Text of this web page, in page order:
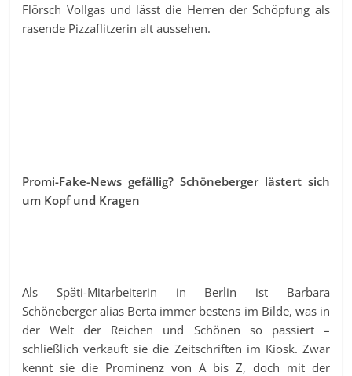
Flörsch Vollgas und lässt die Herren der Schöpfung als
rasende Pizzaflitzerin alt aussehen.
Promi-Fake-News gefällig? Schöneberger lästert sich
um Kopf und Kragen
Als Späti-Mitarbeiterin in Berlin ist Barbara
Schöneberger alias Berta immer bestens im Bilde, was in
der Welt der Reichen und Schönen so passiert –
schließlich verkauft sie die Zeitschriften im Kiosk. Zwar
kennt sie die Prominenz von A bis Z, doch mit der